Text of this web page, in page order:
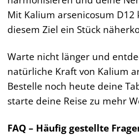
Mit Kalium arsenicosum D12
diesem Ziel ein Stück
Warte nicht länger und
natürliche Kraft von Kalium
Bestelle noch heute deine
starte deine Reise zu mehr
FAQ – Häufig gestellte